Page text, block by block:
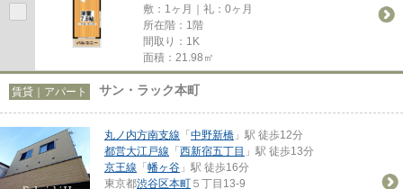
敷：1ヶ月｜礼：0ヶ月
所在階：1階
間取り：1K
面積：21.98㎡
賃貸｜アパート サン・ラック本町
丸ノ内方南支線 「中野新橋 」駅 徒歩12分
都営大江戸線 「西新宿五丁目 」駅 徒歩13分
京王線 「幡ヶ谷 」駅 徒歩16分
東京都渋谷区本町 ５丁目13-9